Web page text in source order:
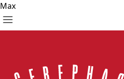
Max